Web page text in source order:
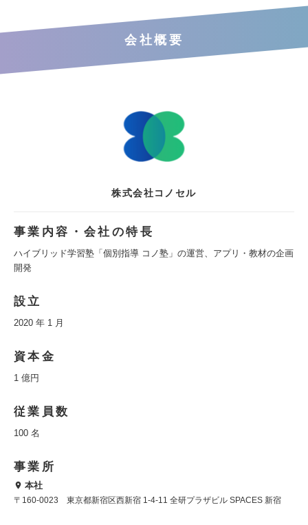
会社概要
株式会社コノセル
事業内容・会社の特長
ハイブリッド学習塾「個別指導 コノ塾」の運営、アプリ・教材の企画
開発
設立
2020 年 1 月
資本金
1 億円
従業員数
100 名
事業所
本社
〒160-0023 東京都新宿区西新宿 1-4-11 全研プラザビル SPACES 新宿